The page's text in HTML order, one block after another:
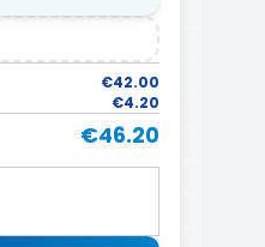
€42.00
€4.20
€46.20